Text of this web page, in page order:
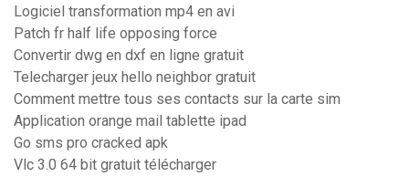
Logiciel transformation mp4 en avi
Patch fr half life opposing force
Convertir dwg en dxf en ligne gratuit
Telecharger jeux hello neighbor gratuit
Comment mettre tous ses contacts sur la carte sim
Application orange mail tablette ipad
Go sms pro cracked apk
Vlc 3.0 64 bit gratuit télécharger